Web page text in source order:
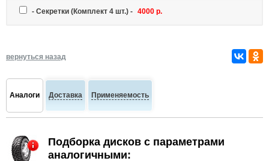
- Секретки (Комплект 4 шт.) - 4000 р.
вернуться назад
Аналоги Доставка Применяемость
Подборка дисков с параметрами
аналогичными: